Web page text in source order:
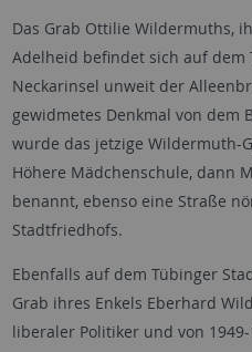
Das Grab Ottilie Wildermuths,
Adelheid befindet sich auf
Neckarinsel unweit der
gewidmetes Denkmal von dem
wurde das jetzige Wildermuth-
Höhere Mädchenschule, dann
benannt, ebenso eine Straße
Stadtfriedhofs.
Ebenfalls auf dem Tübinger
Grab ihres Enkels Eberhard
liberaler Politiker und von